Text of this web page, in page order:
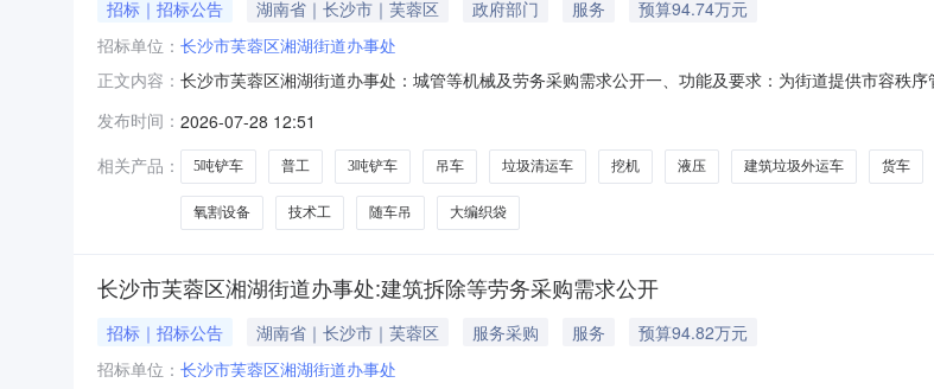
招标｜招标公告 湖南省｜长沙市｜芙蓉区 政府部门 服务
预算94.74万元
招标单位： 长沙市芙蓉区湘湖街道办事处
正文内容： 长沙市芙蓉区湘湖街道办事处：城管等机械及劳务采购需求公开一、功能及要求：为街道提供市容秩
件垃圾清理清运）。序号服务名称计量单位年预估数量单价上限值（元）金额（元）1普工天
吨挖机（含进出场
发布时间： 2026-07-28 12:51
相关产品：
5吨铲车 普工 3吨铲车 吊车 垃圾清运车 挖机 液压 建筑垃圾外运车 货车
氧割设备 技术工 随车吊 大编织袋
长沙市芙蓉区湘湖街道办事处:建筑拆除等劳务采购需求公开
招标｜招标公告 湖南省｜长沙市｜芙蓉区 服务采购 服务
预算94.82万元
招标单位： 长沙市芙蓉区湘湖街道办事处